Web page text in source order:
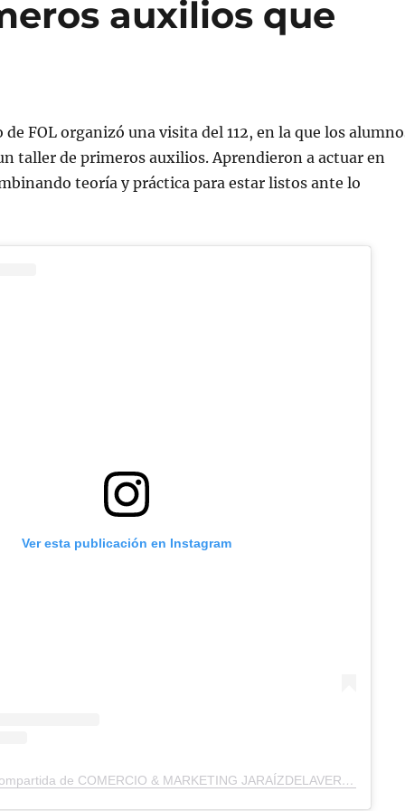
auxilios que
FOL organizó una visita del 112, en la que los
taller de primeros auxilios. Aprendieron a actuar en
teoría y práctica para estar listos ante lo
Ver esta publicación en Instagram
Una publicación compartida de COMERCIO & MARKETING JARAÍZDELAVERA (@act.comerciales_jaraizdelavera)